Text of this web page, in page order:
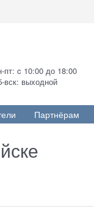
пт: c 10:00 до 18:00
вск: выходной
Партнёрам